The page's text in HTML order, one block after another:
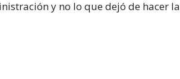
y no lo que dejó de hacer la